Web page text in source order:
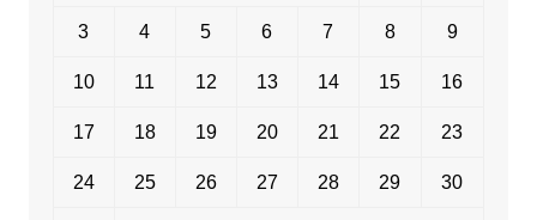
3 4 5 6 7 8 9
10 11 12 13 14 15 16
17 18 19 20 21 22 23
24 25 26 27 28 29 30